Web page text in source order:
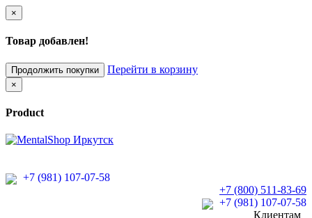
×
Товар добавлен!
Продолжить покупки Перейти в корзину
×
Product
+7 (981) 107-07-58
+7 (800) 511-83-69
+7 (981) 107-07-58
Клиентам